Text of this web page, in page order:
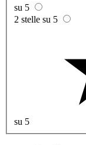
su 5
2 stelle su 5
su 5